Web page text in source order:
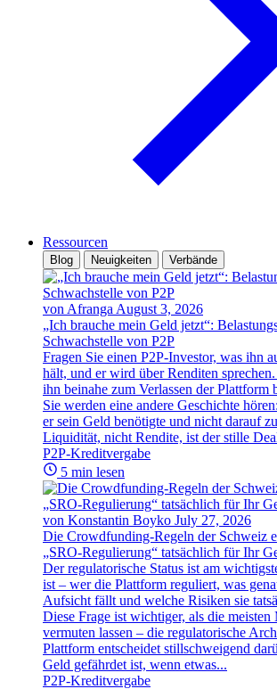
Ressourcen
Blog Neuigkeiten Verbände
von Afranga August 3, 2026
„Ich brauche mein Geld jetzt“:
Schwachstelle von P2P
Fragen Sie einen P2P-Investor, was ihn
hält, und er wird über Renditen
ihn beinahe zum Verlassen der Plattform
Sie werden eine andere Geschichte
er sein Geld benötigte und nicht darauf
Liquidität, nicht Rendite, ist der stille
P2P-Kreditvergabe
5 min lesen
von Konstantin Boyko July 27, 2026
Die Crowdfunding-Regeln der Schweiz
„SRO-Regulierung“ tatsächlich für Ihr
Der regulatorische Status ist am
ist – wer die Plattform reguliert, was
Aufsicht fällt und welche Risiken sie
Diese Frage ist wichtiger, als die meisten
vermuten lassen – die regulatorische
Plattform entscheidet stillschweigend
Geld gefährdet ist, wenn etwas...
P2P-Kreditvergabe